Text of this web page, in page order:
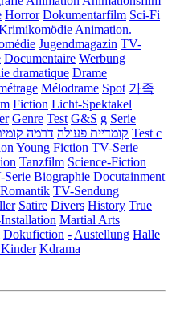
Horror Dokumentarfilm Sci-Fi
Animation.
Jugendmagazin TV-
Documentaire Werbung
dramatique Drame
Mélodrame Spot 가족
Fiction Licht-Spektakel
Genre Test G&S g Serie
קומדיית פעולה דרמה
Test c
Young Fiction TV-Serie
Tanzfilm Science-Fiction
Serie Biographie Docutainment
Romantik TV-Sendung
Satire Divers History True
Martial Arts
Dokufiction - Austellung Halle
Kdrama